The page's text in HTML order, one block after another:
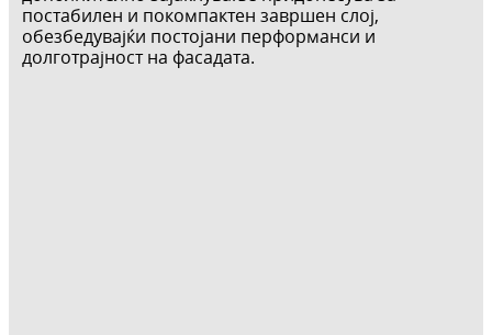
постабилен и покомпактен завршен слој,
обезбедувајќи постојани перформанси и
долготрајност на фасадата.